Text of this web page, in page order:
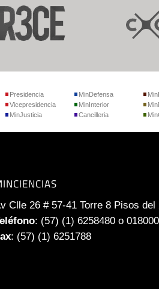
Presidencia
Vicepresidencia
MinJusticia
MinDefensa
MinInterior
Cancilleria
Clle 26 # 57-41 Torre 8 Pisos del
: (57) (1) 6258480 o
: (57) (1) 6251788